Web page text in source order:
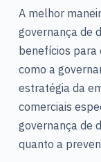
A melhor
governança de
benefícios para
como a
estratégia da
comerciais
governança de
quanto a